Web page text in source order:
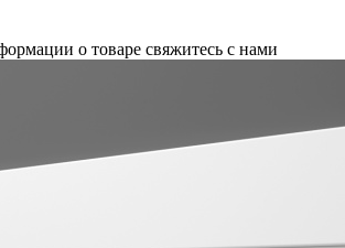
о товаре свяжитесь с нами